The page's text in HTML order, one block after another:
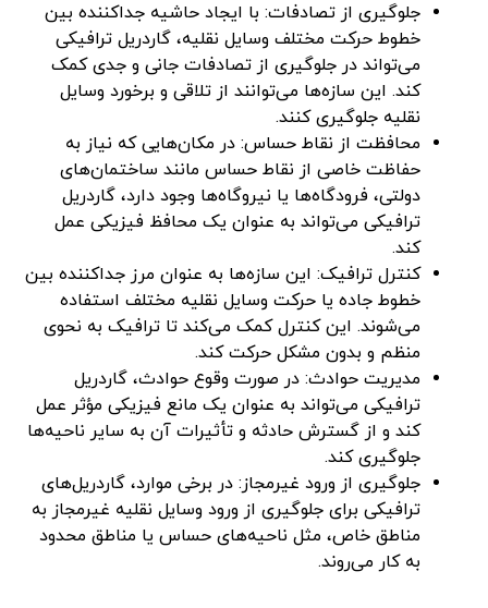
جلوگیری از تصادفات: با ایجاد حاشیه جداکننده بین
خطوط حرکت مختلف وسایل نقلیه، گاردریل ترافیکی
می‌تواند در جلوگیری از تصادفات جانی و جدی کمک
کند. این سازه‌ها می‌توانند از تلاقی و برخورد وسایل
نقلیه جلوگیری کنند.
محافظت از نقاط حساس: در مکان‌هایی که نیاز به
حفاظت خاصی از نقاط حساس مانند ساختمان‌های
دولتی، فرودگاه‌ها یا نیروگاه‌ها وجود دارد، گاردریل
ترافیکی می‌تواند به عنوان یک محافظ فیزیکی عمل
کند.
کنترل ترافیک: این سازه‌ها به عنوان مرز جداکننده بین
خطوط جاده یا حرکت وسایل نقلیه مختلف استفاده
می‌شوند. این کنترل کمک می‌کند تا ترافیک به نحوی
منظم و بدون مشکل حرکت کند.
مدیریت حوادث: در صورت وقوع حوادث، گاردریل
ترافیکی می‌تواند به عنوان یک مانع فیزیکی مؤثر عمل
کند و از گسترش حادثه و تأثیرات آن به سایر ناحیه‌ها
جلوگیری کند.
جلوگیری از ورود غیرمجاز: در برخی موارد، گاردریل‌های
ترافیکی برای جلوگیری از ورود وسایل نقلیه غیرمجاز به
مناطق خاص، مثل ناحیه‌های حساس یا مناطق محدود
به کار می‌روند.